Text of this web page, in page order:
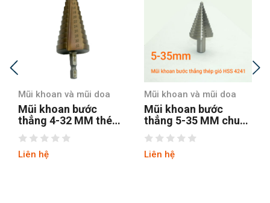
Mũi khoan và mũi doa
Mũi khoan bước
thẳng 5-35 MM chuôi
tròn
Liên hệ
Mũi khoan và mũi doa
Mũi khoan bước
thẳng chuôi tròn 4-12
hss4241 tin
Liên hệ